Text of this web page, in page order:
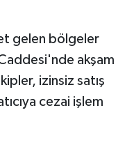
gelen bölgeler
akşam
izinsiz satış
cezai işlem